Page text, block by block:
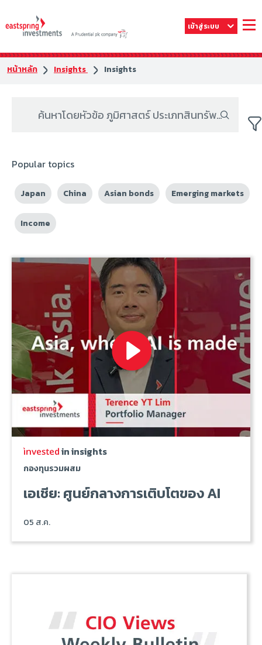
เข้าสู่ระบบ
หน้าหลัก Insights Insights
Popular topics
Japan China Asian bonds Emerging markets
Income
in insights
กองทุนรวมผสม
เอเชีย: ศูนย์กลางการเติบโตของ AI
05 ส.ค.